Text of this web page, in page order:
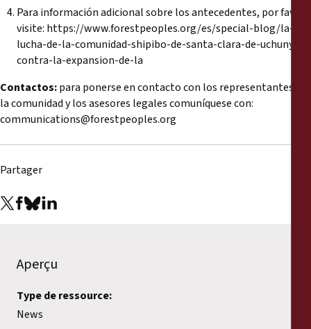
Para información adicional sobre los antecedentes, por favor
visite: https://www.forestpeoples.org/es/special-blog/la-
lucha-de-la-comunidad-shipibo-de-santa-clara-de-uchunya-
contra-la-expansion-de-la
Contactos:para ponerse en contacto con los representantes de
la comunidad y los asesores legales comuníquese con:
communications@forestpeoples.org
Partager
Aperçu
Type de ressource:
News